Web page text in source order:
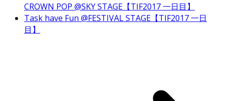
CROWN POP @SKY STAGE【TIF2017 一日目】
Task have Fun @FESTIVAL STAGE【TIF2017 一日
目】